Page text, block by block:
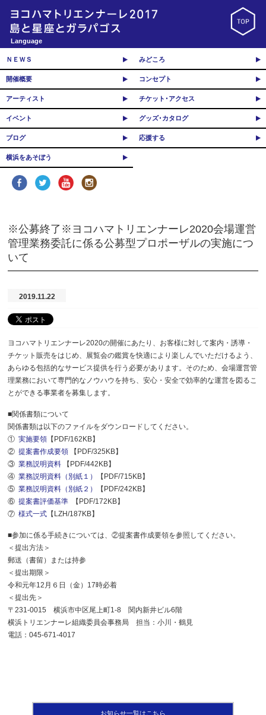
Language
ＮＥＷＳ みどころ
開催概要 コンセプト
アーティスト チケット･アクセス
イベント グッズ･カタログ
ブログ 応援する
横浜をあそぼう
※公募終了※ヨコハマトリエンナーレ2020会場運営
管理業務委託に係る公募型プロポーザルの実施につ
いて
2019.11.22
ヨコハマトリエンナーレ2020の開催にあたり、お客様に対して案内・誘導・
チケット販売をはじめ、展覧会の鑑賞を快適により楽しんでいただけるよう、
あらゆる包括的なサービス提供を行う必要があります。そのため、会場運営管
理業務において専門的なノウハウを持ち、安心・安全で効率的な運営を図るこ
とができる事業者を募集します。
■関係書類について
関係書類は以下のファイルをダウンロードしてください。
①実施要領 【PDF/162KB】
②提案書作成要領 【PDF/325KB】
③業務説明資料 【PDF/442KB】
④業務説明資料（別紙１）
【PDF/715KB】
⑤業務説明資料（別紙２）
【PDF/242KB】
⑥提案書評価基準 【PDF/172KB】
⑦様式一式 【LZH/187KB】
■参加に係る手続きについては、②提案書作成要領を参照してください。
＜提出方法＞
郵送（書留）または持参
＜提出期限＞
令和元年12月６日（金）17時必着
＜提出先＞
〒231-0015 横浜市中区尾上町1-8 関内新井ビル6階
横浜トリエンナーレ組織委員会事務局 担当：小川・鶴見
電話：045-671-4017
お知らせ一覧はこちら